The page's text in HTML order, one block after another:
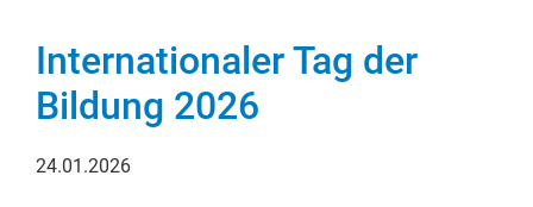
Internationaler Tag der
Bildung 2026
24.01.2026